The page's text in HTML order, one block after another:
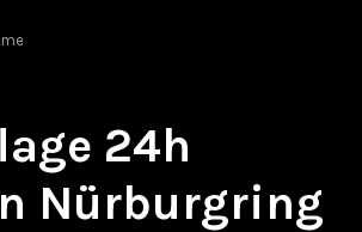
24h
Nürburgring